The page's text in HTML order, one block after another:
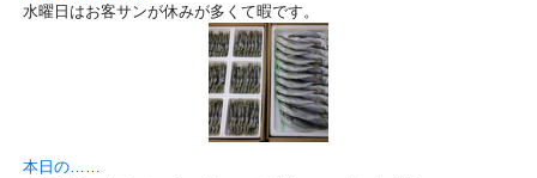
水曜日はお客サンが休みが多くて暇です。
本日の……